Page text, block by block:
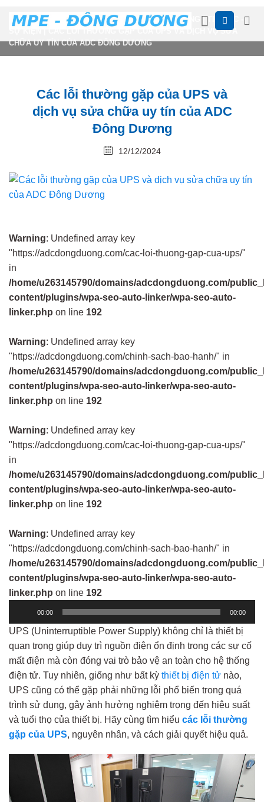
HTTPS://ADCDONGDUONG.COM ADC DONG DUONG | TIN TỨC -
CÁC LỖI THƯỜNG GẶP CỦA UPS VÀ DỊCH VỤ SỬA
CHỮA UY TÍN CỦA ADC ĐÔNG DƯƠNG
Các lỗi thường gặp của UPS và
dịch vụ sửa chữa uy tín của ADC
Đông Dương
12/12/2024
Warning: Undefined array key
"https://adcdongduong.com/cac-loi-thuong-gap-cua-ups/"
in
/home/u263145790/domains/adcdongduong.com/
content/plugins/wpa-seo-auto-linker/wpa-seo-auto-
linker.php on line 192
Warning: Undefined array key
"https://adcdongduong.com/chinh-sach-bao-hanh/" in
/home/u263145790/domains/adcdongduong.com/
content/plugins/wpa-seo-auto-linker/wpa-seo-auto-
linker.php on line 192
Warning: Undefined array key
"https://adcdongduong.com/cac-loi-thuong-gap-cua-ups/"
in
/home/u263145790/domains/adcdongduong.com/
content/plugins/wpa-seo-auto-linker/wpa-seo-auto-
linker.php on line 192
Warning: Undefined array key
"https://adcdongduong.com/chinh-sach-bao-hanh/" in
/home/u263145790/domains/adcdongduong.com/
content/plugins/wpa-seo-auto-linker/wpa-seo-auto-
linker.php on line 192
phát
âm
thanh
00:00 00:00
UPS (Uninterruptible Power Supply) không chỉ là thiết bị
quan trọng giúp duy trì nguồn điện ổn định trong các sự cố
mất điện mà còn đóng vai trò bảo vệ an toàn cho hệ thống
điện tử. Tuy nhiên, giống như bất kỳ thiết bị điện tử nào,
UPS cũng có thể gặp phải những lỗi phổ biến trong quá
trình sử dụng, gây ảnh hưởng nghiêm trọng đến hiệu suất
và tuổi thọ của thiết bị. Hãy cùng tìm hiểu các lỗi thường
gặp của UPS, nguyên nhân, và cách giải quyết hiệu quả.